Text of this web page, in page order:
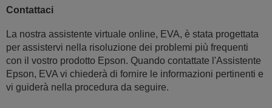
Contattaci
La nostra assistente virtuale online, EVA, è stata progettata
per assistervi nella risoluzione dei problemi più frequenti
con il vostro prodotto Epson. Quando contattate l'Assistente
Epson, EVA vi chiederà di fornire le informazioni pertinenti e
vi guiderà nella procedura da seguire.